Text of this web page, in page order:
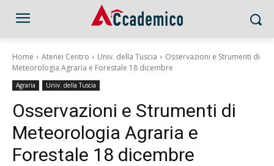
Home Atenei Centro Univ. della Tuscia
Osservazioni e Strumenti di
Meteorologia Agraria e Forestale 18 dicembre
Agraria Univ. della Tuscia
Osservazioni e Strumenti di
Meteorologia Agraria e
Forestale 18 dicembre